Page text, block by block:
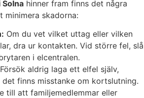
hinner fram finns det några
minimera skadorna:
Om du vet vilket uttag eller vilken
dra ur kontakten. Vid större fel, slå
i elcentralen.
Försök aldrig laga ett elfel själv,
finns misstanke om kortslutning.
till att familjemedlemmar eller